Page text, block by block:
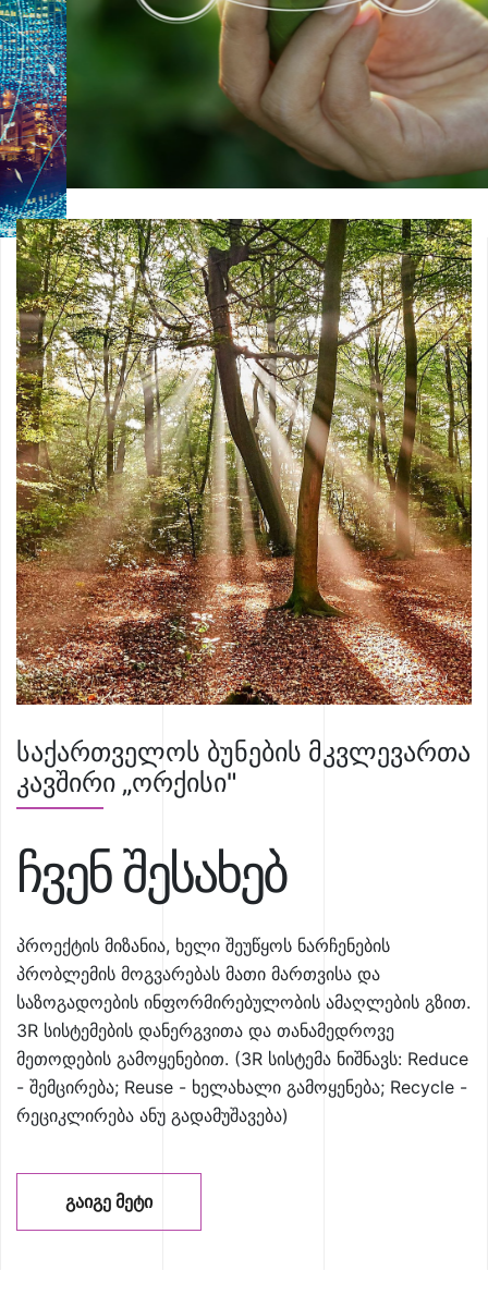
საქართველოს ბუნების მკვლევართა
კავშირი „ორქისი"
ჩვენ შესახებ
პროექტის მიზანია, ხელი შეუწყოს ნარჩენების
პრობლემის მოგვარებას მათი მართვისა და
საზოგადოების ინფორმირებულობის ამაღლების გზით.
3R სისტემების დანერგვითა და თანამედროვე
მეთოდების გამოყენებით. (3R სისტემა ნიშნავს: Reduce
- შემცირება; Reuse - ხელახალი გამოყენება; Recycle -
რეციკლირება ანუ გადამუშავება)
ᲒᲐᲘᲒᲔ ᲛᲔᲢᲘ